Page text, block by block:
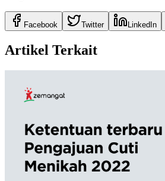
Facebook Twitter LinkedIn
Artikel Terkait